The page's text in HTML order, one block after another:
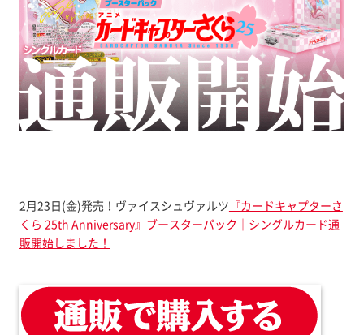
2月23日(金)発売！ヴァイスシュヴァルツ 『カードキャプターさ
くら 25th Anniversary』ブースターパック｜シングルカード通
販開始しました！